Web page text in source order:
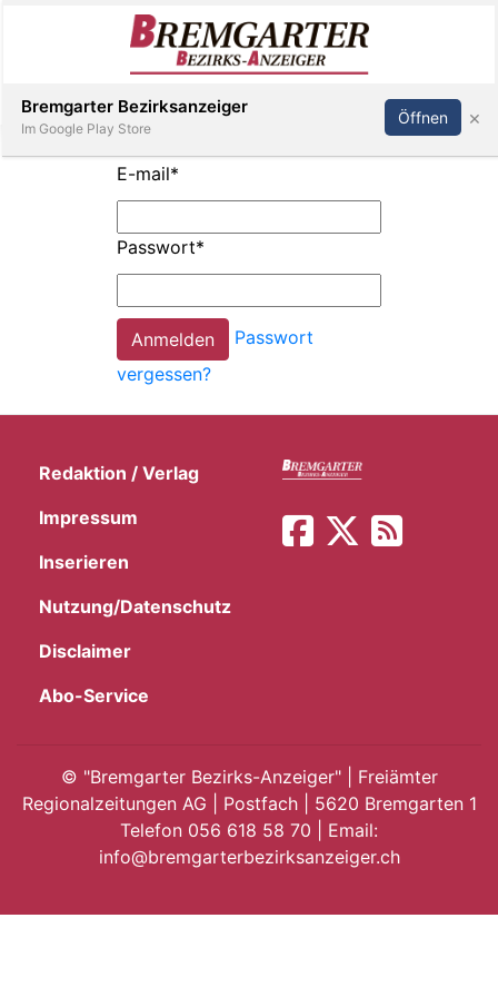
E-
App
Inserieren Abonnieren Anmelden
E-mail*
Passwort*
Passwort
vergessen?
Redaktion / Verlag
Impressum
Inserieren
Nutzung/Datenschutz
Disclaimer
Abo-Service
© "Bremgarter Bezirks-Anzeiger" | Freiämter
Regionalzeitungen AG | Postfach | 5620 Bremgarten 1
Telefon 056 618 58 70 | Email:
info@bremgarterbezirksanzeiger.ch
Bremgarter Bezirksanzeiger
Im Google Play Store
Öffnen ×